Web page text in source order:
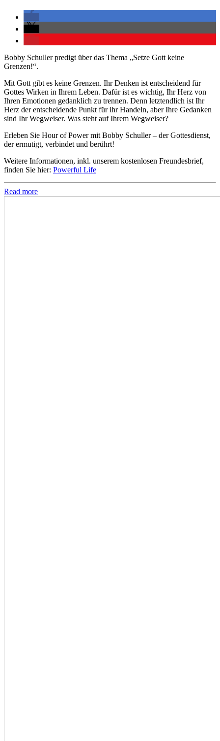
Bobby Schuller predigt über das Thema „Setze Gott keine
Grenzen!“.
Mit Gott gibt es keine Grenzen. Ihr Denken ist entscheidend für
Gottes Wirken in Ihrem Leben. Dafür ist es wichtig, Ihr Herz von
Ihren Emotionen gedanklich zu trennen. Denn letztendlich ist Ihr
Herz der entscheidende Punkt für ihr Handeln, aber Ihre Gedanken
sind Ihr Wegweiser. Was steht auf Ihrem Wegweiser?
Erleben Sie Hour of Power mit Bobby Schuller – der Gottesdienst,
der ermutigt, verbindet und berührt!
Weitere Informationen, inkl. unserem kostenlosen Freundesbrief,
finden Sie hier: Powerful Life
Read more